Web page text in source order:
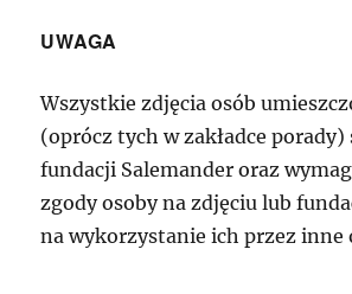
UWAGA
Wszystkie zdjęcia osób
(oprócz tych w zakładce porady)
fundacji Salemander oraz
zgody osoby na zdjęciu lub
na wykorzystanie ich przez inne